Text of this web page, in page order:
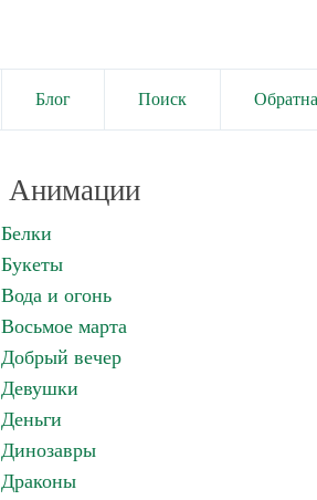
Блог Поиск
Анимации
Белки
Букеты
Вода и огонь
Восьмое марта
Добрый вечер
Девушки
Деньги
Динозавры
Драконы